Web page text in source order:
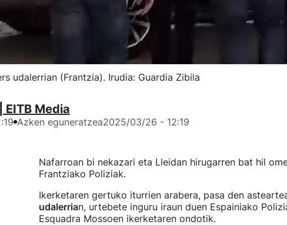
udalerrian (Frantzia). Irudia: Guardia Zibila
EITB Media
Azken eguneratzea2025/03/26 - 12:19
Nafarroan bi nekazari eta Lleidan hirugarren bat hil
Frantziako Poliziak.
Ikerketaren gertuko iturrien arabera, pasa den
udalerrian, urtebete inguru iraun duen Espainiako
Esquadra Mossoen ikerketaren ondotik.